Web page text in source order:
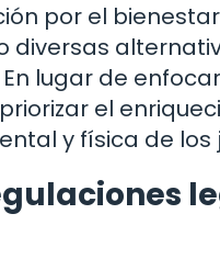
por el
diversas
lugar de
el
y física de